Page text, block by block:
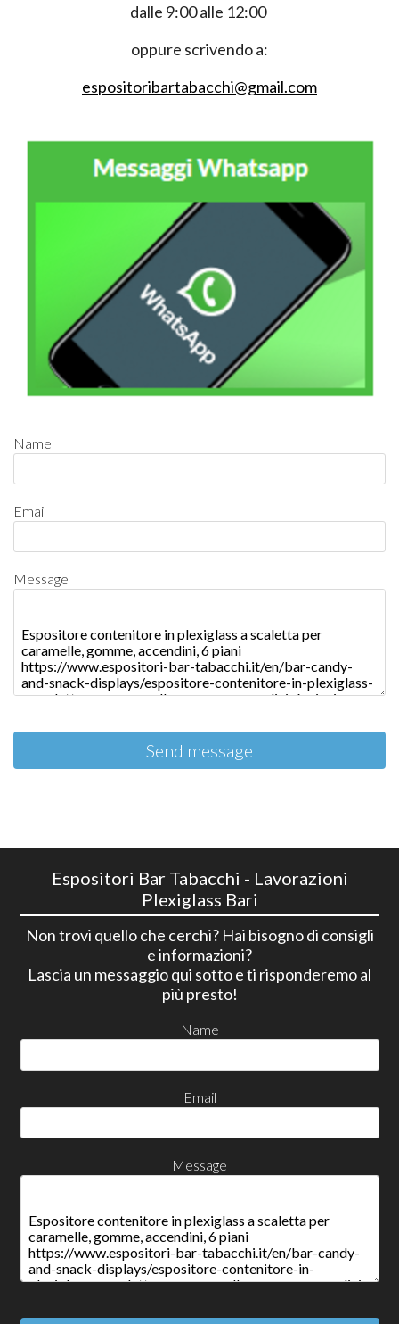
dalle 9:00 alle 12:00
oppure scrivendo a:
espositoribartabacchi@gmail.com
Name
Email
Message
Send message
Espositori Bar Tabacchi - Lavorazioni
Plexiglass Bari
Non trovi quello che cerchi? Hai bisogno di consigli
e informazioni?
Lascia un messaggio qui sotto e ti risponderemo al
più presto!
Name
Email
Message